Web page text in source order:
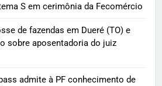
S em cerimônia da Fecomércio
de fazendas em Dueré (TO) e
sobre aposentadoria do juiz
admite à PF conhecimento de